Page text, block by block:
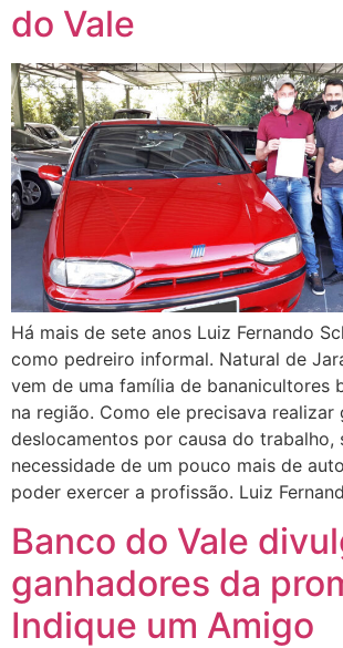
do Vale
Há mais de sete anos Luiz Fernando
como pedreiro informal. Natural de
vem de uma família de bananicultores
na região. Como ele precisava realizar
deslocamentos por causa do trabalho,
necessidade de um pouco mais de
poder exercer a profissão. Luiz
Banco do Vale
ganhadores da
Indique um Amigo